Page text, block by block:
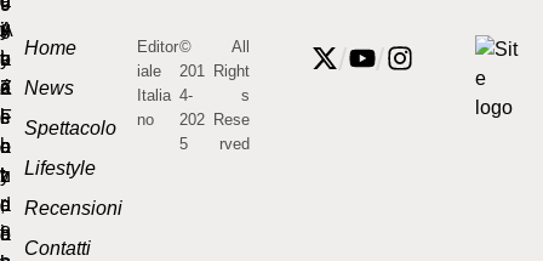
Home
News
Spettacolo
Lifestyle
Recensioni
Contatti
Editor
iale
Italia
no
©
201
4-
202
5
All
Right
s
Rese
rved